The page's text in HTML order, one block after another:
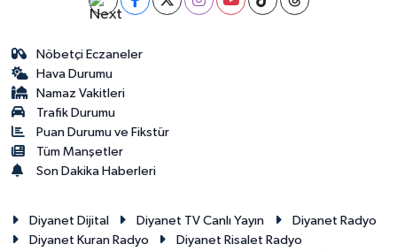
Nöbetçi Eczaneler
Hava Durumu
Namaz Vakitleri
Trafik Durumu
Puan Durumu ve Fikstür
Tüm Manşetler
Son Dakika Haberleri
Diyanet Dijital Diyanet TV Canlı Yayın
Diyanet Radyo
Diyanet Kuran Radyo
Diyanet Risalet Radyo